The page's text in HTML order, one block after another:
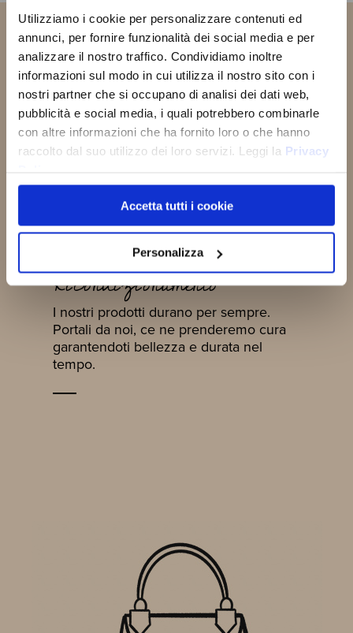
Utilizziamo i cookie per personalizzare contenuti ed
annunci, per fornire funzionalità dei social media e per
analizzare il nostro traffico. Condividiamo inoltre
informazioni sul modo in cui utilizza il nostro sito con i
nostri partner che si occupano di analisi dei dati web,
pubblicità e social media, i quali potrebbero combinarle
con altre informazioni che ha fornito loro o che hanno
raccolto dal suo utilizzo dei loro servizi. Leggi la Privacy
Accetta tutti i cookie
Personalizza
ISCRIVITI
SUBITO!
ENTRA A FAR
PARTE DELLA
OLD ANGLER
FAMILY
Riceverai subito unBUONO
SCONTO DEL 10%
da utilizzare
sul tuo primo ordine e scoprirai
tutte le novità, promozioni e
iniziative esclusive dedicate a te!
ISCRIVITI SUBITO!
Ricondizionamento
I nostri prodotti durano per sempre.
Portali da noi, ce ne prenderemo cura
garantendoti bellezza e durata nel
tempo.